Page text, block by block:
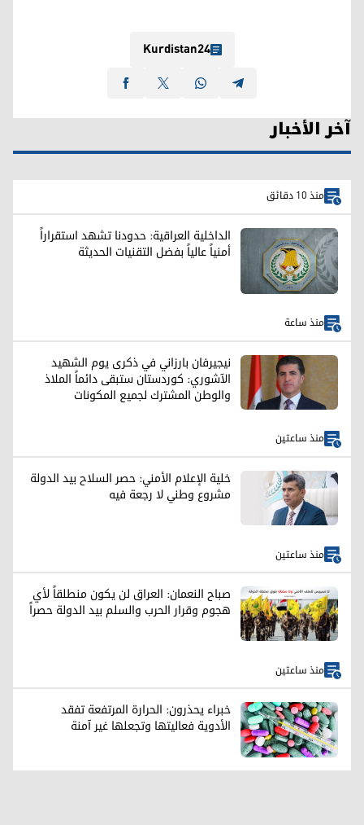
Kurdistan24
آخر الأخبار
منذ 10 دقائق
الداخلية العراقية: حدودنا تشهد استقراراً
أمنياً عالياً بفضل التقنيات الحديثة
منذ ساعة
نيجيرفان بارزاني في ذكرى يوم الشهيد
الآشوري: كوردستان ستبقى دائماً الملاذ
والوطن المشترك لجميع المكونات
منذ ساعتين
خلية الإعلام الأمني: حصر السلاح بيد الدولة
مشروع وطني لا رجعة فيه
منذ ساعتين
صباح النعمان: العراق لن يكون منطلقاً لأي
هجوم وقرار الحرب والسلم بيد الدولة حصراً
منذ ساعتين
خبراء يحذرون: الحرارة المرتفعة تفقد
الأدوية فعاليتها وتجعلها غير آمنة